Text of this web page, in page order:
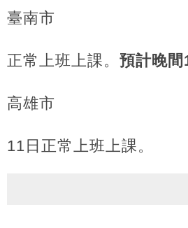
臺南市
正常上班上課。 預計晚間
高雄市
11日正常上班上課。